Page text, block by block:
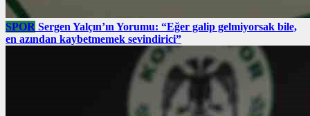
SPOR Sergen Yalçın’ın Yorumu: “Eğer galip gelmiyorsak bile,
en azından kaybetmemek sevindirici”